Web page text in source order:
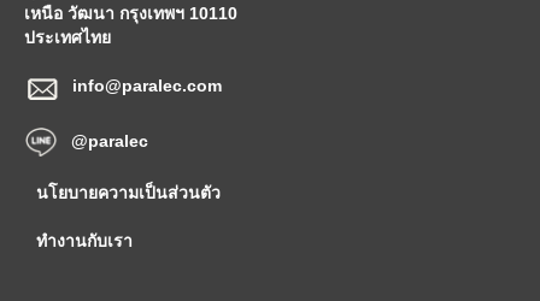
เหนือ วัฒนา กรุงเทพฯ 10110
ประเทศไทย
info@paralec.com
@paralec
นโยบายความเป็นส่วนตัว
ทำงานกับเรา